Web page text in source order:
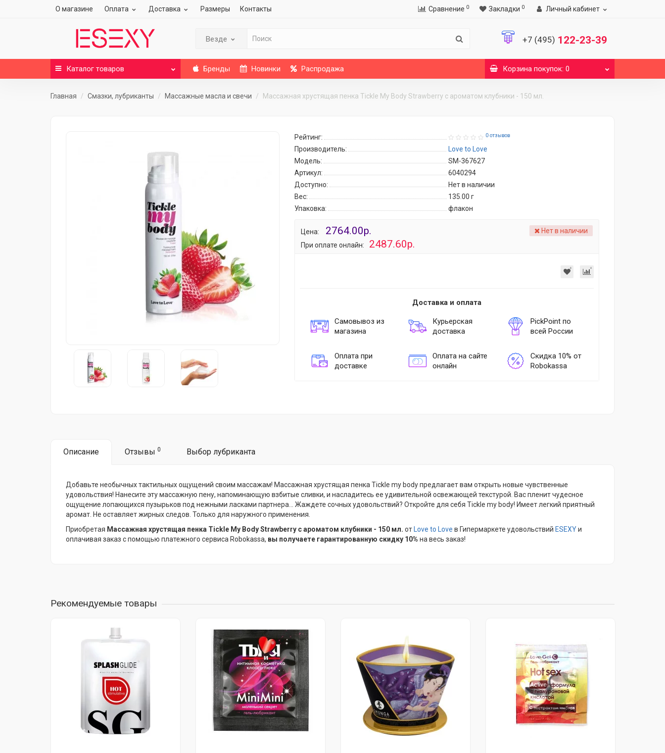
О магазине Оплата Доставка Размеры Контакты Сравнение 0 Закладки 0 Личный кабинет
Везде +7 (495) 122-23-39
Каталог товаров Бренды Новинки Распродажа Корзинапокупок: 0
Главная Смазки, лубриканты Массажные масла и свечи Массажная хрустящая пенка Tickle My Body Strawberry с ароматом клубники - 150 мл.
Рейтинг: 0 отзывов
Производитель:
Love to Love
Модель:
SM-367627
Артикул:
6040294
Доступно:
Нет в наличии
Вес:
135.00 г
Упаковка:
флакон
Цена: 2764.00р.
При оплате онлайн: 2487.60р.
Нет в наличии
Доставка и оплата
Самовывоз из
магазина
Курьерская
доставка
PickPoint по
всей России
Оплата при
доставке
Оплата на сайте
онлайн
Скидка 10% от
Robokassa
Описание Отзывы 0 Выбор лубриканта
Добавьте необычных тактильных ощущений своим массажам! Массажная хрустящая пенка Tickle my body предлагает вам открыть новые чувственные
удовольствия! Нанесите эту массажную пену, напоминающую взбитые сливки, и насладитесь ее удивительной освежающей текстурой. Вас пленит чудесное
ощущение лопающихся пузырьков под нежными ласками партнера... Жаждете сочных удовольствий? Откройте для себя Tickle my body! Имеет легкий приятный
аромат. Не оставляет жирных следов. Только для наружного применения.
Приобретая Массажная хрустящая пенка Tickle My Body Strawberry с ароматом клубники - 150 мл. от Love to Love в Гипермаркете удовольствий ESEXYи
оплачивая заказ с помощью платежного сервиса Robokassa, вы получаете гарантированную скидку 10% на весь заказ!
Рекомендуемые товары